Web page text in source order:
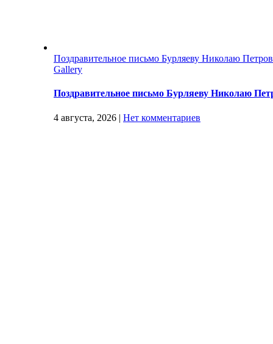
Поздравительное письмо Бурляеву Николаю
Gallery
Поздравительное письмо Бурляеву Николаю
4 августа, 2026 | Нет комментариев